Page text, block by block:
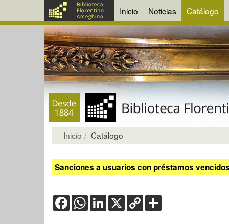
Inicio Noticias Catálogo
Inicio Catálogo
Sanciones a usuarios con préstamos
FacebookWhatsApp
LinkedIn
X Copy
Link